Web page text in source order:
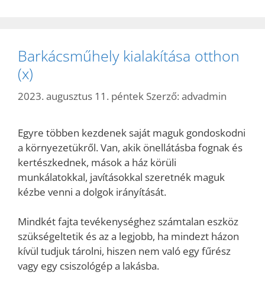
Barkácsműhely kialakítása otthon
(x)
2023. augusztus 11. péntek Szerző: advadmin
Egyre többen kezdenek saját maguk gondoskodni
a környezetükről. Van, akik önellátásba fognak és
kertészkednek, mások a ház körüli
munkálatokkal, javításokkal szeretnék maguk
kézbe venni a dolgok irányítását.
Mindkét fajta tevékenységhez számtalan eszköz
szükségeltetik és az a legjobb, ha mindezt házon
kívül tudjuk tárolni, hiszen nem való egy fűrész
vagy egy csiszológép a lakásba.